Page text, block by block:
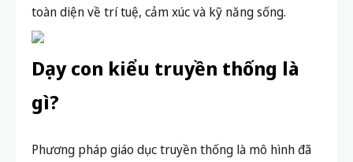
toàn diện về trí tuệ, cảm xúc và kỹ năng sống.
Dạy con kiểu truyền thống là
gì?
Phương pháp giáo dục truyền thống là mô hình đã